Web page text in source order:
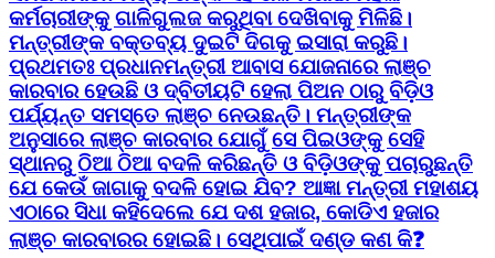
କର୍ମଚାରୀଙ୍କୁ ଗାଳିଗୁଲଜ କରୁଥିବା ଦେଖିବାକୁ ମିଳିଛି।
ମନ୍ତ୍ରୀଙ୍କ ବକ୍ତବ୍ୟ ଦୁଇଟି ଦିଗକୁ ଇସାରା କରୁଛି।
ପ୍ରଥମତଃ ପ୍ରଧାନମନ୍ତ୍ରୀ ଆବାସ ଯୋଜନାରେ ଲାଞ୍ଚ
କାରବାର ହେଉଛି ଓ ଦ୍ବିତୀୟଟି ହେଲା ପିଅନ ଠାରୁ ବିଡ଼ିଓ
ପର୍ଯ୍ୟନ୍ତ ସମସ୍ତେ ଲାଞ୍ଚ ନେଉଛନ୍ତି। ମନ୍ତ୍ରୀଙ୍କ
ଅନୁସାରେ ଲାଞ୍ଚ କାରବାର ଯୋଗୁଁ ସେ ପିଇଓଙ୍କୁ ସେହି
ସ୍ଥାନରୁ ଠିଆ ଠିଆ ବଦଳି କରିଛନ୍ତି ଓ ବିଡ଼ିଓଙ୍କୁ ପଚାରୁଛନ୍ତି
ଯେ କେଉଁ ଜାଗାକୁ ବଦଳି ହୋଇ ଯିବ? ଆଜ୍ଞା ମନ୍ତ୍ରୀ ମହାଶୟ
ଏଠାରେ ସିଧା କହିଦେଲେ ଯେ ଦଶ ହଜାର, କୋଡିଏ ହଜାର
ଲାଞ୍ଚ କାରବାରର ହୋଇଛି। ସେଥିପାଇଁ ଦଣ୍ଡ କଣ କି❓